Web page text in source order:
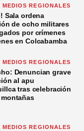
MEDIOS REGIONALES
Sala ordena
de ocho militares
por crímenes
en Colcabamba
MEDIOS REGIONALES
Denuncian grave
al apu
tras celebración
MEDIOS REGIONALES